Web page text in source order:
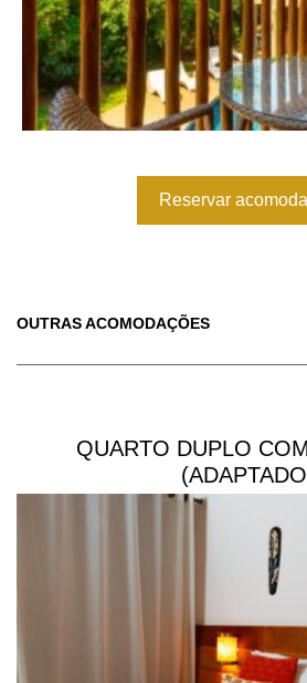
Reservar
OUTRAS ACOMODAÇÕES
QUARTO DUPLO